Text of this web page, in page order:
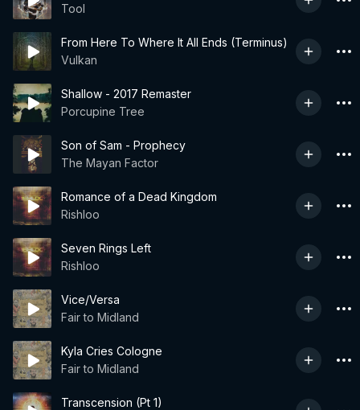
Tool
From Here To Where It All Ends (Terminus)
Vulkan
Shallow - 2017 Remaster
Porcupine Tree
Son of Sam - Prophecy
The Mayan Factor
Romance of a Dead Kingdom
Rishloo
Seven Rings Left
Rishloo
Vice/Versa
Fair to Midland
Kyla Cries Cologne
Fair to Midland
Transcension (Pt 1)